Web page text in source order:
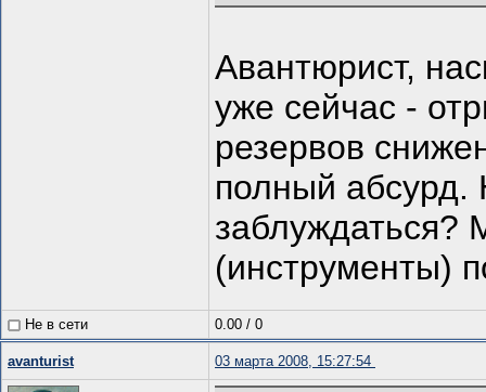
Авантюрист,
уже сейчас -
резервов
полный
заблуждаться?
(инструменты)
Не в сети 0.00 / 0
avanturist 03 марта 2008, 15:27:54